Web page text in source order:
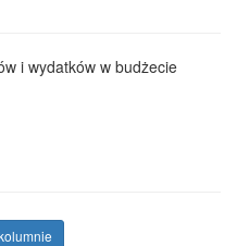
i wydatków w budżecie